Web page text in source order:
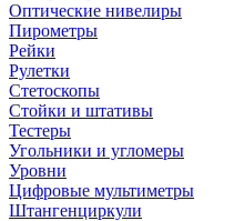
Оптические нивелиры
Пирометры
Рейки
Рулетки
Стетоскопы
Стойки и штативы
Тестеры
Угольники и угломеры
Уровни
Цифровые мультиметры
Штангенциркули